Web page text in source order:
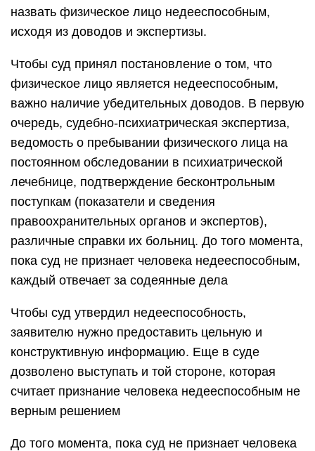
назвать физическое лицо недееспособным,
исходя из доводов и экспертизы.
Чтобы суд принял постановление о том, что
физическое лицо является недееспособным,
важно наличие убедительных доводов. В первую
очередь, судебно-психиатрическая экспертиза,
ведомость о пребывании физического лица на
постоянном обследовании в психиатрической
лечебнице, подтверждение бесконтрольным
поступкам (показатели и сведения
правоохранительных органов и экспертов),
различные справки их больниц. До того момента,
пока суд не признает человека недееспособным,
каждый отвечает за содеянные дела
Чтобы суд утвердил недееспособность,
заявителю нужно предоставить цельную и
конструктивную информацию. Еще в суде
дозволено выступать и той стороне, которая
считает признание человека недееспособным не
верным решением
До того момента, пока суд не признает человека